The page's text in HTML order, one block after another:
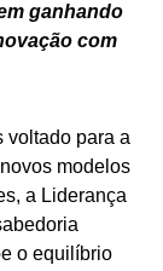
ganhando
com
voltado para a
modelos
a Liderança
o equilíbrio